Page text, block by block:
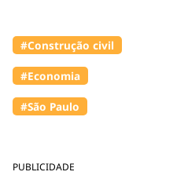
PUBLICIDADE
#Construção civil
#Economia
#São Paulo